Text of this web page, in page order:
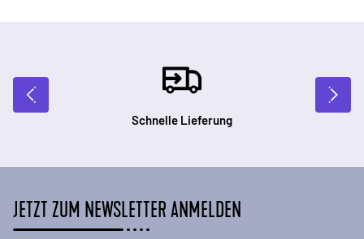
Schnelle Lieferung
JETZT ZUM NEWSLETTER ANMELDEN